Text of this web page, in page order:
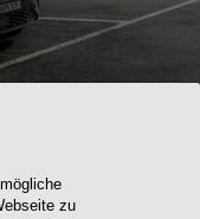
zu